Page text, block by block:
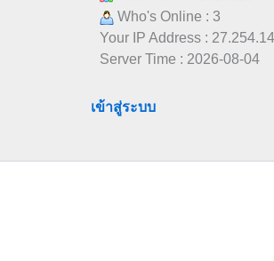
Who's Online : 3
Your IP Address :
Server Time : 2026-08-04
เข้าสู่ระบบ